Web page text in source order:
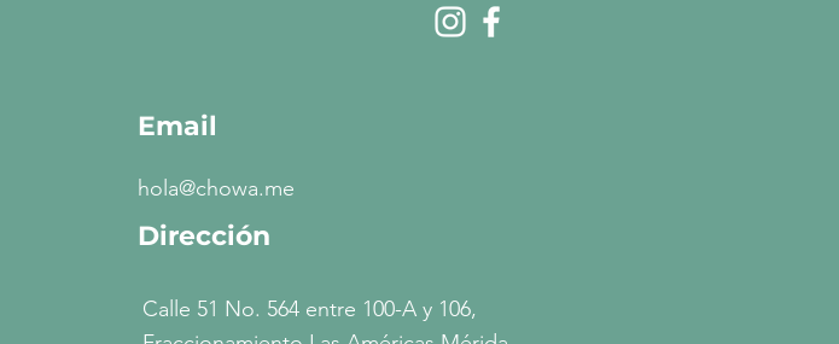
Dirección
Calle 51 No. 564 entre 100-A y 106,
Email
hola@chowa.me